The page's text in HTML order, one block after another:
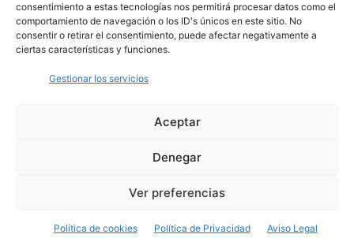
consentimiento a estas tecnologías nos permitirá procesar datos como el
comportamiento de navegación o los ID's únicos en este sitio. No
consentir o retirar el consentimiento, puede afectar negativamente a
ciertas características y funciones.
Gestionar los servicios
Aceptar
Denegar
Ver preferencias
Política de cookies Política de Privacidad Aviso Legal